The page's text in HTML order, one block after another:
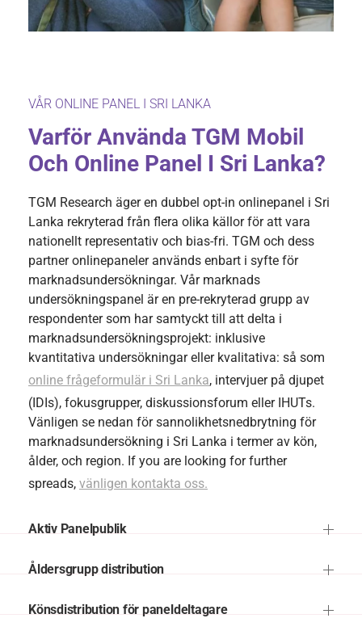
VÅR ONLINE PANEL I SRI LANKA
Varför Använda TGM Mobil
Och Online Panel I Sri Lanka?
TGM Research äger en dubbel opt-in onlinepanel i Sri
Lanka rekryterad från flera olika källor för att vara
nationellt representativ och bias-fri. TGM och dess
partner onlinepaneler används enbart i syfte för
marknadsundersökningar. Vår marknads
undersökningspanel är en pre-rekryterad grupp av
respondenter som har samtyckt till att delta i
marknadsundersökningsprojekt: inklusive
kvantitativa undersökningar eller kvalitativa: så som
online frågeformulär i Sri Lanka, intervjuer på djupet
(IDIs), fokusgrupper, diskussionsforum eller IHUTs.
Vänligen se nedan för sannolikhetsnedbrytning för
marknadsundersökning i Sri Lanka i termer av kön,
ålder, och region. If you are looking for further
spreads, vänligen kontakta oss.
Aktiv Panelpublik
Åldersgrupp distribution
Könsdistribution för paneldeltagare